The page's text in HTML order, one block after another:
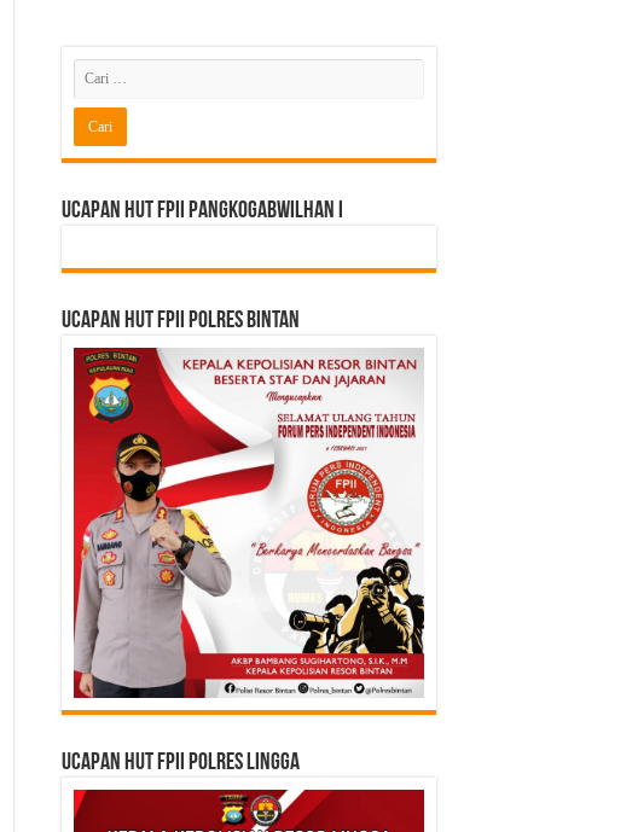
Ucapan HUT FPII PANGKOGABWILHAN I
Ucapan HUT FPII Polres Bintan
Ucapan HUT FPII Polres Lingga